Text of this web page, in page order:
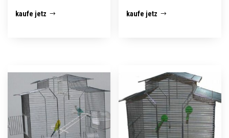
kaufe jetz kaufe jetz